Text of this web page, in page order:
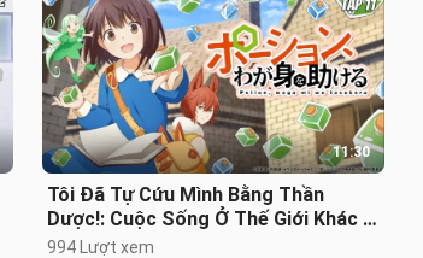
11:30
Tôi Đã Tự Cứu Mình Bằng Thần
Dược!: Cuộc Sống Ở Thế Giới Khác -
Tập 11 [Việt sub]
994 Lượt xem